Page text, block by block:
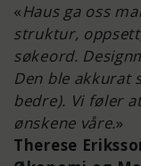
«Haus ga oss
struktur,
søkeord.
Den ble akkurat
bedre). Vi føler
ønskene våre.»
Therese